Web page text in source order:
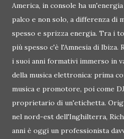
America, in console ha
palco e non solo, a differenza di
spesso e sprizza energia. Tra i
più spesso c'è l'Amnesia di Ibiza.
i suoi anni formativi immerso in
della musica elettronica: prima
musica e promotore, poi come
proprietario di un'etichetta.
nel nord-est dell'Inghilterra,
anni è oggi un professionista